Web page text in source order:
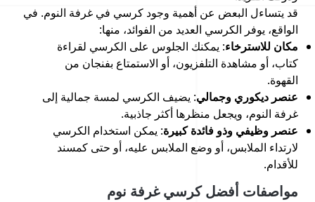
قد يتساءل البعض عن أهمية وجود كرسي في غرفة النوم. في
الواقع، يوفر الكرسي العديد من الفوائد، منها:
مكان للاسترخاء: يمكنك الجلوس على الكرسي لقراءة
كتاب، أو مشاهدة التلفزيون، أو الاستمتاع بفنجان من
القهوة.
عنصر ديكوري وجمالي: يضيف الكرسي لمسة جمالية إلى
غرفة النوم، ويجعل منظرها أكثر جاذبية.
عنصر وظيفي وذو فائدة كبيرة: يمكن استخدام الكرسي
لارتداء الملابس، أو وضع الملابس عليه، أو حتى كمسند
للأقدام.
مواصفات أفضل كرسي غرفة نوم